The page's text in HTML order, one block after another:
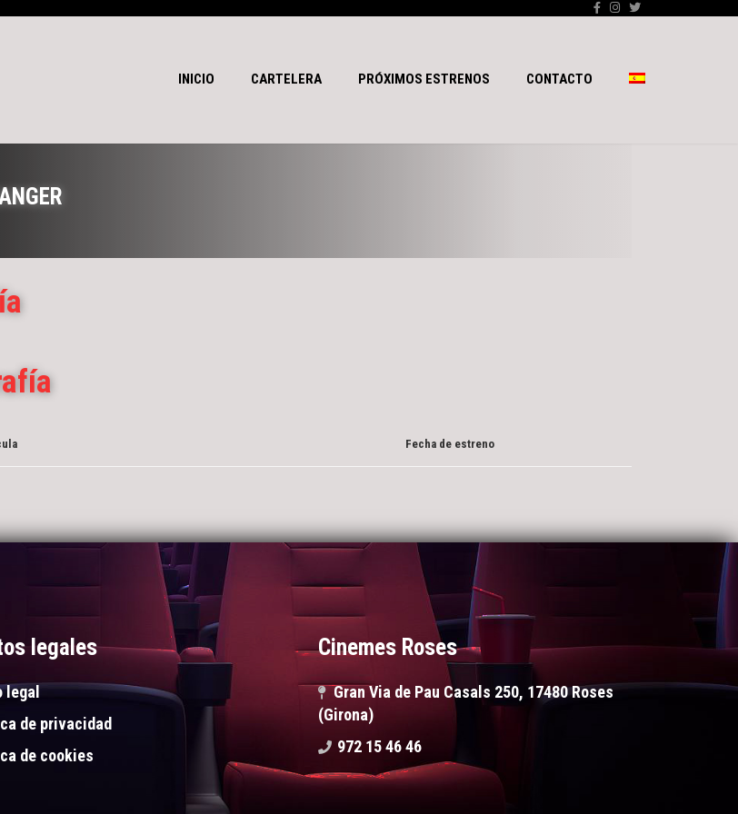
INICIO CARTELERA PRÓXIMOS ESTRENOS CONTACTO
Fecha de estreno
legales
legal
de privacidad
de cookies
Cinemes Roses
Gran Via de Pau Casals 250, 17480 Roses
(Girona)
972 15 46 46